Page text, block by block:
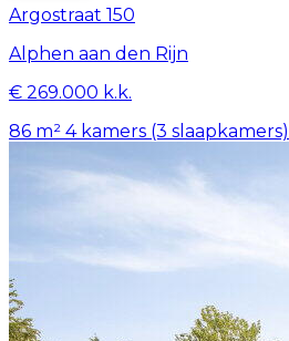
Argostraat 150
Alphen aan den Rijn
€ 269.000 k.k.
86 m² 4 kamers (3 slaapkamers)